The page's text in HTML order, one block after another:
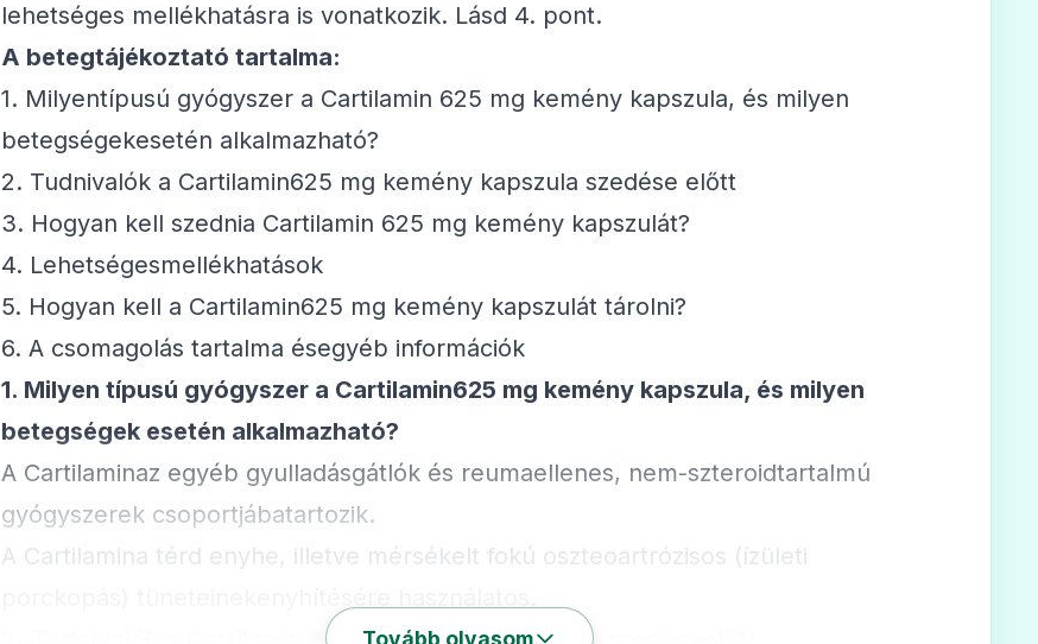
lehetséges mellékhatásra is vonatkozik. Lásd 4. pont.
A betegtájékoztató tartalma:
1. Milyentípusú gyógyszer a Cartilamin 625 mg kemény kapszula, és milyen
betegségekesetén alkalmazható?
2. Tudnivalók a Cartilamin625 mg kemény kapszula szedése előtt
3. Hogyan kell szednia Cartilamin 625 mg kemény kapszulát?
4. Lehetségesmellékhatások
5. Hogyan kell a Cartilamin625 mg kemény kapszulát tárolni?
6. A csomagolás tartalma ésegyéb információk
1. Milyen típusú gyógyszer a Cartilamin625 mg kemény kapszula, és milyen
betegségek esetén alkalmazható?
A Cartilaminaz egyéb gyulladásgátlók és reumaellenes, nem-szteroidtartalmú
gyógyszerek csoportjábatartozik.
A Cartilamina térd enyhe, illetve mérsékelt fokú oszteoartrózisos (ízületi
Tovább olvasom